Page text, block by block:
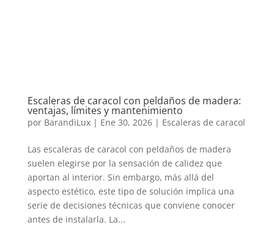
Escaleras de caracol con peldaños de madera:
ventajas, límites y mantenimiento
por BarandiLux| Ene 30, 2026| Escaleras de caracol
Las escaleras de caracol con peldaños de madera
suelen elegirse por la sensación de calidez que
aportan al interior. Sin embargo, más allá del
aspecto estético, este tipo de solución implica una
serie de decisiones técnicas que conviene conocer
antes de instalarla. La...